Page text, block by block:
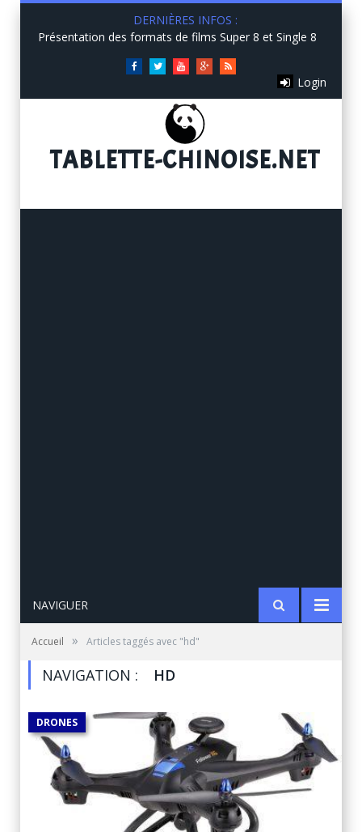
DERNIÈRES INFOS :
Présentation des formats de films Super 8 et Single 8
FacebookTwitterYou
Google+RSS
Login
TABLETTE-CHINOISE.NET
NAVIGUER
Accueil » Articles taggés avec "hd"
NAVIGATION : HD
DRONES